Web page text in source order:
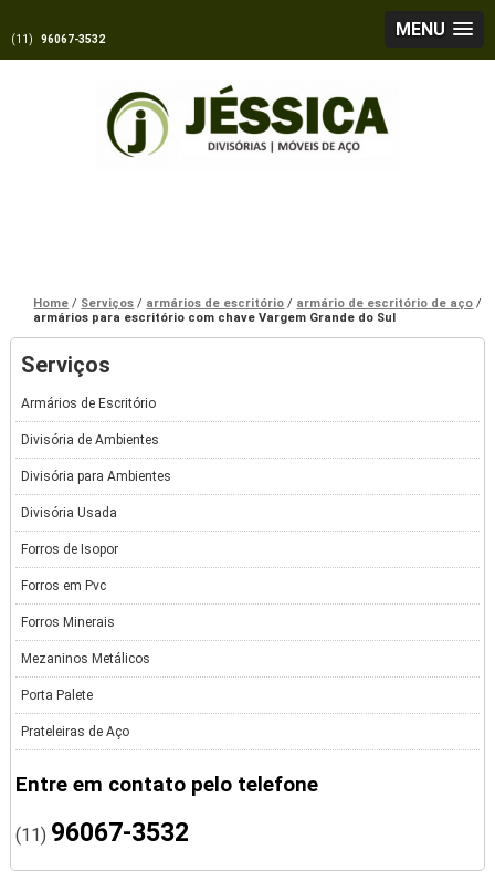
MENU
(11) 96067-3532
Home Serviços armários de escritório
armário de escritório de aço
armários para escritório com chave Vargem Grande do Sul
Serviços
Armários de Escritório
Divisória de Ambientes
Divisória para Ambientes
Divisória Usada
Forros de Isopor
Forros em Pvc
Forros Minerais
Mezaninos Metálicos
Porta Palete
Prateleiras de Aço
Entre em contato pelo telefone
(11) 96067-3532